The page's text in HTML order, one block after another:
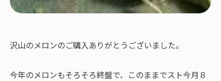
沢山のメロンのご購入ありがとうございました。
今年のメロンもそろそろ終盤で、このままでスト今月８